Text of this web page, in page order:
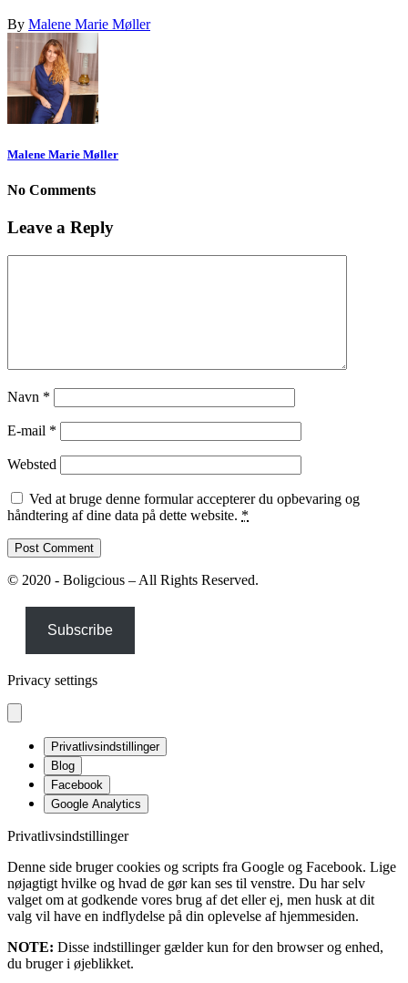
By Malene Marie Møller
Malene Marie Møller
No Comments
Leave a Reply
Navn *
E-mail *
Websted
Ved at bruge denne formular accepterer du opbevaring og
håndtering af dine data på dette website. *
© 2020 - Boligcious – All Rights Reserved.
Subscribe
Privacy settings
Privatlivsindstillinger
Blog
Facebook
Google Analytics
Privatlivsindstillinger
Denne side bruger cookies og scripts fra Google og Facebook. Lige
nøjagtigt hvilke og hvad de gør kan ses til venstre. Du har selv
valget om at godkende vores brug af det eller ej, men husk at dit
valg vil have en indflydelse på din oplevelse af hjemmesiden.
NOTE: Disse indstillinger gælder kun for den browser og enhed,
du bruger i øjeblikket.